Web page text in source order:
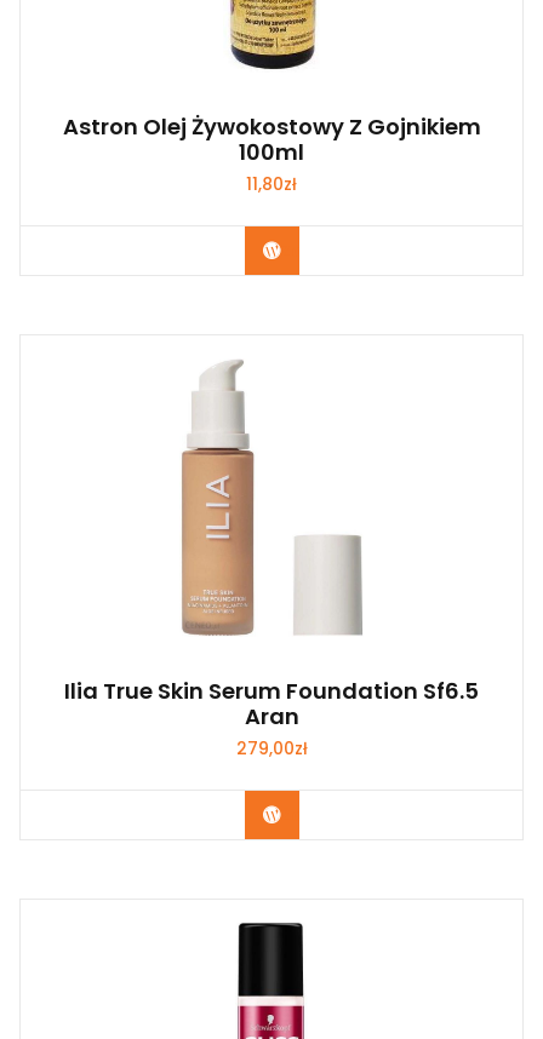
Astron Olej Żywokostowy Z Gojnikiem
100ml
11,80zł
Zobacz
Ilia True Skin Serum Foundation Sf6.5
Aran
279,00zł
Zobacz